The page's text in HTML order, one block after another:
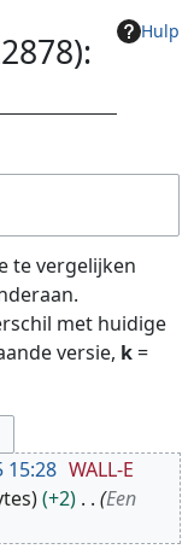
Hulp
te vergelijken
met huidige
versie, k=
15:28 WALL-E
+2
Een